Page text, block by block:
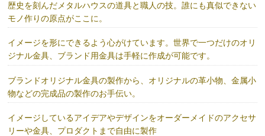
歴史を刻んだメタルハウスの道具と職人の技。誰にも真似できない
モノ作りの原点がここに。
イメージを形にできるよう心がけています。世界で一つだけのオリ
ジナル金具、ブランド用金具は手軽に作成が可能です。
ブランドオリジナル金具の製作から、オリジナルの革小物、金属小
物などの完成品の製作のお手伝い。
イメージしているアイデアやデザインをオーダーメイドのアクセサ
リーや金具、プロダクトまで自由に製作